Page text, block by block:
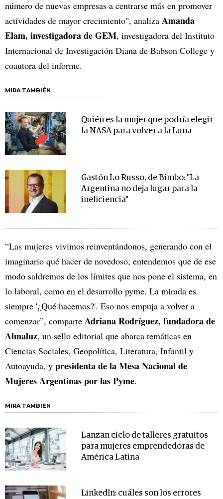
número de nuevas empresas a centrarse más en promover
actividades de mayor crecimiento", analiza Amanda
Elam, investigadora de GEM, investigadora del Instituto
Internacional de Investigación Diana de Babson College y
coautora del informe.
MIRA TAMBIÉN
Quién es la mujer que podría elegir
la NASA para volver a la Luna
Gastón Lo Russo, de Bimbo: "La
Argentina no deja lugar para la
ineficiencia"
“Las mujeres vivimos reinventándonos, generando con el
imaginario qué hacer de novedoso; entendemos que de ese
modo saldremos de los límites que nos pone el sistema, en
lo laboral, como en el desarrollo pyme. La mirada es
siempre '¿Qué hacemos?'. Eso nos empuja a volver a
comenzar”, comparte Adriana Rodríguez, fundadora de
Almaluz, un sello editorial que abarca temáticas en
Ciencias Sociales, Geopolítica, Literatura, Infantil y
Autoayuda, y presidenta de la Mesa Nacional de
Mujeres Argentinas por las Pyme.
MIRA TAMBIÉN
Lanzan ciclo de talleres gratuitos
para mujeres emprendedoras de
América Latina
LinkedIn: cuáles son los errores